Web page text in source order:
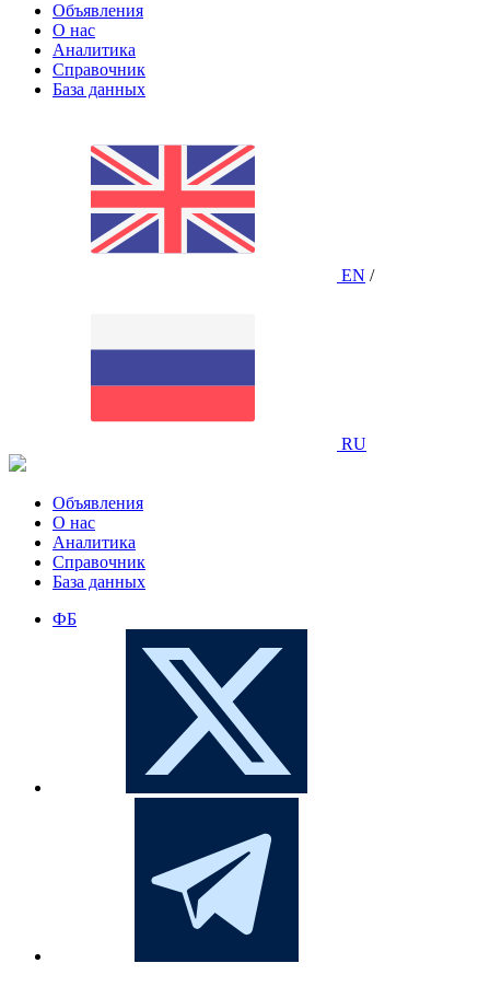
Объявления
О нас
Аналитика
Справочник
База данных
EN /
RU
Объявления
О нас
Аналитика
Справочник
База данных
ФБ